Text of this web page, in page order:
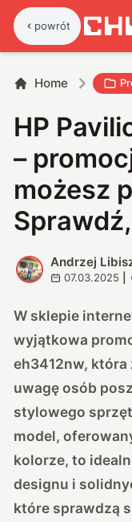
powrót
Home
HP
–
możesz
A
Andrzej
07.03.2025
W sklepie
wyjątkowa
eh3412nw,
uwagę osób
stylowego
model,
kolorze, to
designu i
które sprawdzą